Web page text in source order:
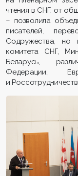
чтения в СНГ: от
– позволила
писателей,
Содружества, но
комитета СНГ,
Беларусь,
Федерации,
и